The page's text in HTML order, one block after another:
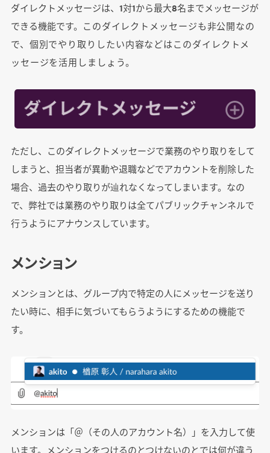
ダイレクトメッセージは、 1対1から最大8名までメッセージが
できる機能です。 このダイレクトメッセージも非公開なの
で、個別でやり取りしたい内容などはこのダイレクトメ
ッセージを活用しましょう。
ただし、このダイレクトメッセージで業務のやり取りをして
しまうと、担当者が異動や退職などでアカウントを削除した
場合、過去のやり取りが辿れなくなってしまいます。なの
で、弊社では業務のやり取りは全てパブリックチャンネルで
行うようにアナウンスしています。
メンション
メンションとは、グループ内で特定の人にメッセージを送り
たい時に、相手に気づいてもらうようにするための機能で
す。
メンションは「＠（その人のアカウント名）」を入力して使
います。メンションをつけるのとつけないのとでは何が違う